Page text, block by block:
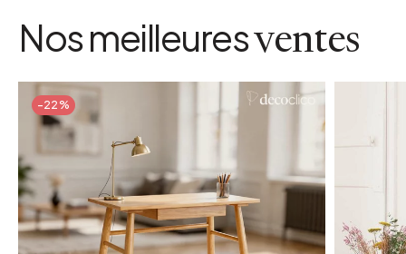
Nos meilleuresventes
-22%